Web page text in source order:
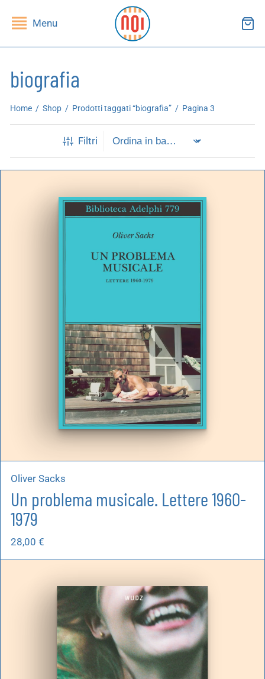
Menu
biografia
Home / Shop / Prodotti taggati “biografia” / Pagina 3
Filtri
Oliver Sacks
Un problema musicale. Lettere 1960-
1979
28,00 €
DI LETTURA